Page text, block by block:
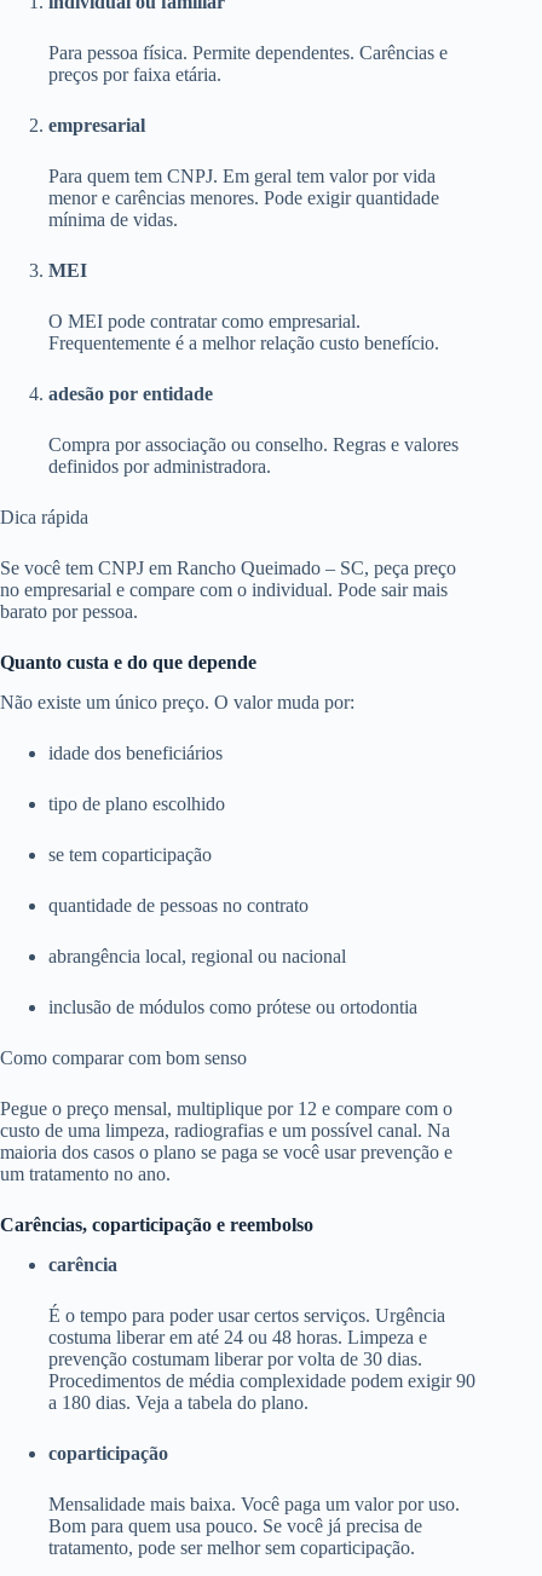
Para pessoa física. Permite dependentes. Carências e
preços por faixa etária.
empresarial
Para quem tem CNPJ. Em geral tem valor por vida
menor e carências menores. Pode exigir quantidade
mínima de vidas.
MEI
O MEI pode contratar como empresarial.
Frequentemente é a melhor relação custo benefício.
adesão por entidade
Compra por associação ou conselho. Regras e valores
definidos por administradora.
Dica rápida
Se você tem CNPJ em Rancho Queimado – SC, peça preço
no empresarial e compare com o individual. Pode sair mais
barato por pessoa.
Quanto custa e do que depende
Não existe um único preço. O valor muda por:
idade dos beneficiários
tipo de plano escolhido
se tem coparticipação
quantidade de pessoas no contrato
abrangência local, regional ou nacional
inclusão de módulos como prótese ou ortodontia
Como comparar com bom senso
Pegue o preço mensal, multiplique por 12 e compare com o
custo de uma limpeza, radiografias e um possível canal. Na
maioria dos casos o plano se paga se você usar prevenção e
um tratamento no ano.
Carências, coparticipação e reembolso
carência
É o tempo para poder usar certos serviços. Urgência
costuma liberar em até 24 ou 48 horas. Limpeza e
prevenção costumam liberar por volta de 30 dias.
Procedimentos de média complexidade podem exigir 90
a 180 dias. Veja a tabela do plano.
coparticipação
Mensalidade mais baixa. Você paga um valor por uso.
Bom para quem usa pouco. Se você já precisa de
tratamento, pode ser melhor sem coparticipação.